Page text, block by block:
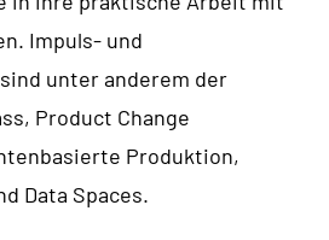
Impuls- und
unter anderem der
Product Change
Produktion,
Data Spaces.